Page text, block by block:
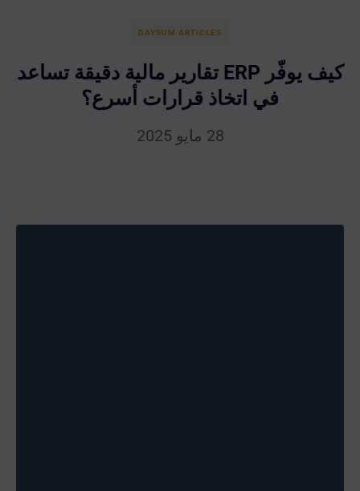
DAYSUM ARTICLES
كيف يوفّر ERP تقارير مالية دقيقة تساعد
في اتخاذ قرارات أسرع؟
28 مايو 2025